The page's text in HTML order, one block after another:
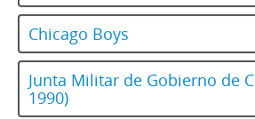
Chicago Boys
Junta Militar de Gobierno de
1990)